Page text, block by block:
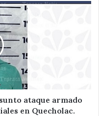
ataque armado
en Quecholac.